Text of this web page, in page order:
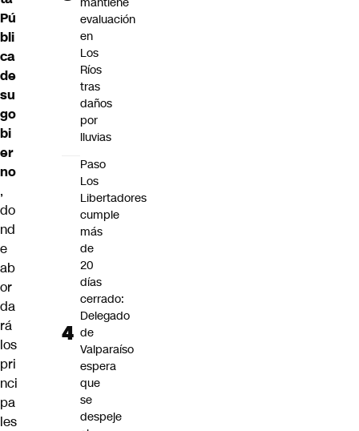
Pú
bli
ca
de
su
go
bi
er
no
,
do
nd
e
ab
or
da
rá
los
pri
nci
pa
les
evaluación
en
Los
Ríos
tras
daños
por
lluvias
Paso
Los
Libertadores
cumple
más
de
20
días
cerrado:
Delegado
de
Valparaíso
espera
que
se
despeje